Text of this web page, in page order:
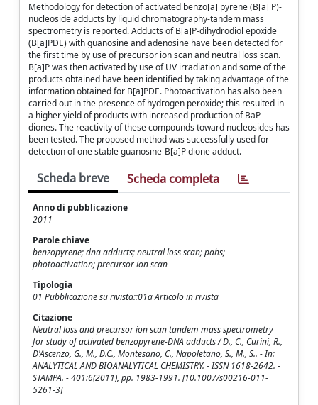
Methodology for detection of activated benzo[a] pyrene (B[a] P)-
nucleoside adducts by liquid chromatography-tandem mass
spectrometry is reported. Adducts of B[a]P-dihydrodiol epoxide
(B[a]PDE) with guanosine and adenosine have been detected for
the first time by use of precursor ion scan and neutral loss scan.
B[a]P was then activated by use of UV irradiation and some of the
products obtained have been identified by taking advantage of the
information obtained for B[a]PDE. Photoactivation has also been
carried out in the presence of hydrogen peroxide; this resulted in
a higher yield of products with increased production of BaP
diones. The reactivity of these compounds toward nucleosides has
been tested. The proposed method was successfully used for
detection of one stable guanosine-B[a]P dione adduct.
Scheda breve Scheda completa
Anno di pubblicazione
2011
Parole chiave
benzopyrene; dna adducts; neutral loss scan; pahs;
photoactivation; precursor ion scan
Tipologia
01 Pubblicazione su rivista::01a Articolo in rivista
Citazione
Neutral loss and precursor ion scan tandem mass spectrometry
for study of activated benzopyrene-DNA adducts / D., C., Curini, R.,
D'Ascenzo, G., M., D.C., Montesano, C., Napoletano, S., M., S.. - In:
ANALYTICAL AND BIOANALYTICAL CHEMISTRY. - ISSN 1618-2642. -
STAMPA. - 401:6(2011), pp. 1983-1991. [10.1007/s00216-011-
5261-3]